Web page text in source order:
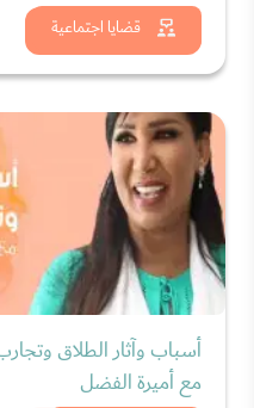
قضايا اجتماعية
شاهد الان
أسباب وآثار الطلاق
مع أميرة الفضل